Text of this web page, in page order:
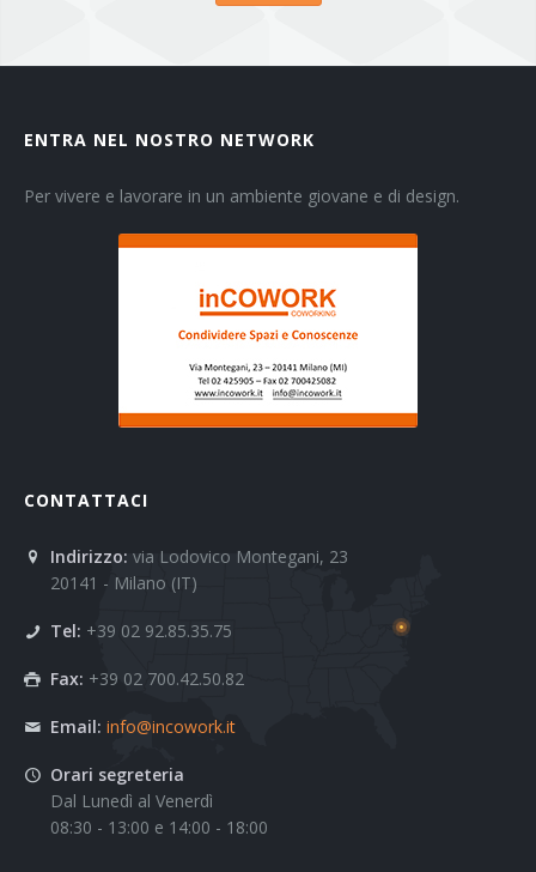
ENTRA NEL NOSTRO NETWORK
Per vivere e lavorare in un ambiente giovane e di design.
CONTATTACI
Indirizzo: via Lodovico Montegani, 23
20141 - Milano (IT)
Tel: +39 02 92.85.35.75
Fax: +39 02 700.42.50.82
Email: info@incowork.it
Orari segreteria
Dal Lunedì al Venerdì
08:30 - 13:00 e 14:00 - 18:00